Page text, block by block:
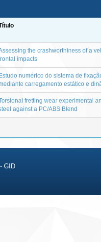
the crashworthiness of a
impacts
numérico do sistema de
carregamento estático e
fretting wear experimental
against a PC/ABS Blend
GID